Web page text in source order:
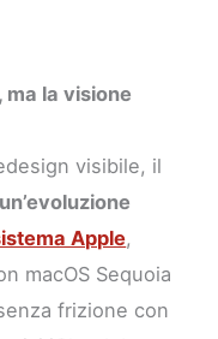
ma la visione
visibile, il
un’evoluzione
Apple,
macOS Sequoia
frizione con